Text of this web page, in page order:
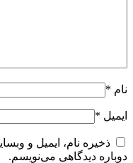
نام *
ایمیل *
ذخیره نام، ایمیل و
دوباره دیدگاهی می‌نویسم.